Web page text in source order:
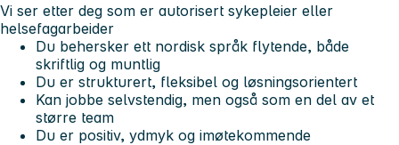
Vi ser etter deg som er autorisert sykepleier eller
helsefagarbeider
Du behersker ett nordisk språk flytende, både
skriftlig og muntlig
Du er strukturert, fleksibel og løsningsorientert
Kan jobbe selvstendig, men også som en del av et
større team
Du er positiv, ydmyk og imøtekommende